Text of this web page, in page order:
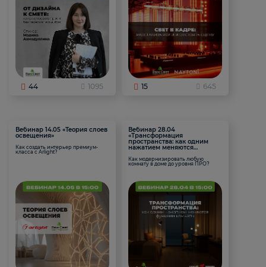
44 1095 15 645
Вебинар 14.05 «Теория слоев
освещения»
Как создать интерьер премиум-
класса с Arlight?
Вебинар 28.04
«Трансформация
пространства: как одним
нажатием меняются
Как модернизировать любую
комнату в доме до уровня ПРО?